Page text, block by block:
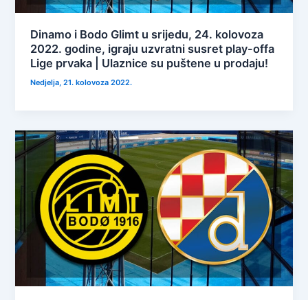
Dinamo i Bodo Glimt u srijedu, 24. kolovoza
2022. godine, igraju uzvratni susret play-offa
Lige prvaka | Ulaznice su puštene u prodaju!
Nedjelja, 21. kolovoza 2022.